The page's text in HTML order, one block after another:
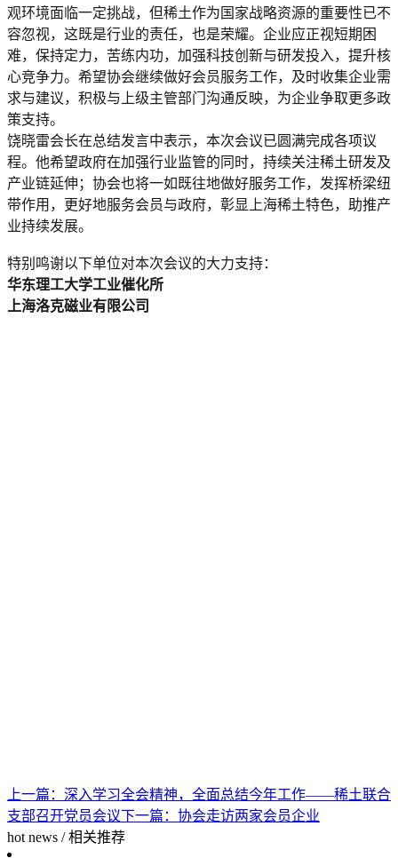
观环境面临一定挑战，但稀土作为国家战略资源的重要性已不
容忽视，这既是行业的责任，也是荣耀。企业应正视短期困
难，保持定力，苦练内功，加强科技创新与研发投入，提升核
心竞争力。希望协会继续做好会员服务工作，及时收集企业需
求与建议，积极与上级主管部门沟通反映，为企业争取更多政
策支持。
饶晓雷会长在总结发言中表示，本次会议已圆满完成各项议
程。他希望政府在加强行业监管的同时，持续关注稀土研发及
产业链延伸；协会也将一如既往地做好服务工作，发挥桥梁纽
带作用，更好地服务会员与政府，彰显上海稀土特色，助推产
业持续发展。
特别鸣谢以下单位对本次会议的大力支持：
华东理工大学工业催化所
上海洛克磁业有限公司
上一篇： 深入学习全会精神，全面总结今年工作——稀土联合
支部召开党员会议下一篇： 协会走访两家会员企业
hot news / 相关推荐